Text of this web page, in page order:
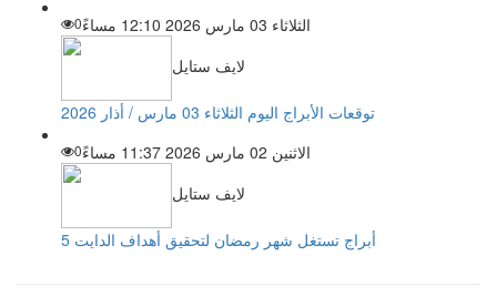
الثلاثاء 03 مارس 2026 12:10 مساءً
0
لايف ستايل
توقعات الأبراج اليوم الثلاثاء 03 مارس / أذار 2026
الاثنين 02 مارس 2026 11:37 مساءً
0
لايف ستايل
5 أبراج تستغل شهر رمضان لتحقيق أهداف الدايت